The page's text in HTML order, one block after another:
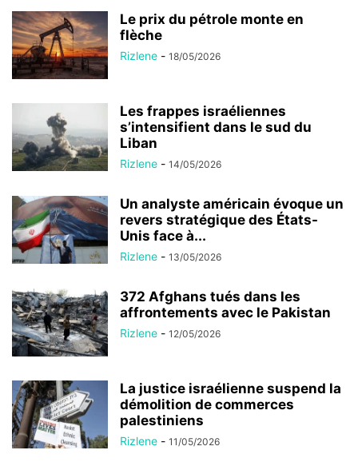
Le prix du pétrole monte en
flèche
Rizlene - 18/05/2026
Les frappes israéliennes
s’intensifient dans le sud du
Liban
Rizlene - 14/05/2026
Un analyste américain évoque un
revers stratégique des États-
Unis face à...
Rizlene - 13/05/2026
372 Afghans tués dans les
affrontements avec le Pakistan
Rizlene - 12/05/2026
La justice israélienne suspend la
démolition de commerces
palestiniens
Rizlene - 11/05/2026